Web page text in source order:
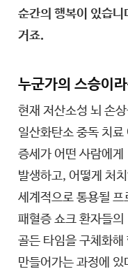
순간의 행복이 있습
거죠.
누군가의 스승이
현재 저산소성 뇌 손
일산화탄소 중독 치
증세가 어떤 사람에게
발생하고, 어떻게 처
세계적으로 통용될 프
패혈증 쇼크 환자들의
골든 타임을 구체화
만들어가는 과정에 있